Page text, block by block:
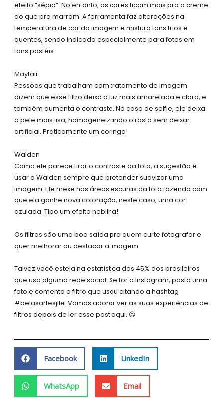
efeito “sépia”. No entanto, as cores ficam mais pro o creme
do que pro marrom. A ferramenta faz alterações na
temperatura de cor da imagem e mistura tons frios e
quentes, sendo indicada especialmente para fotos em
tons pastéis.
Mayfair
Pessoas que trabalham com tratamento de imagem
dizem que esse filtro deixa a luz mais amarelada e clara, e
também aumenta o contraste. No caso de selfie, ele deixa
a pele mais lisa, homogeneizando o rosto sem deixar
artificial. Praticamente um coringa!
Walden
Como ele parece tirar o contraste da foto, a sugestão é
usar o Walden sempre que pretender suavizar uma
imagem. Ele mexe nas áreas escuras da foto fazendo com
que ela ganhe nova coloração, neste caso, uma cor
azulada. Tipo um efeito neblina!
Os filtros são uma boa saída pra quem curte fotografar e
quer melhorar ou destacar a imagem.
Talvez você esteja na estatística dos 45% dos brasileiros
que usa alguma rede social. Se for o Instagram, posta uma
foto e comenta o filtro que usou citando a hashtag
#belasartesjlle. Vamos adorar ver as suas experiências de
filtros depois de ler esse post aqui. 😉
Facebook LinkedIn
WhatsApp Email